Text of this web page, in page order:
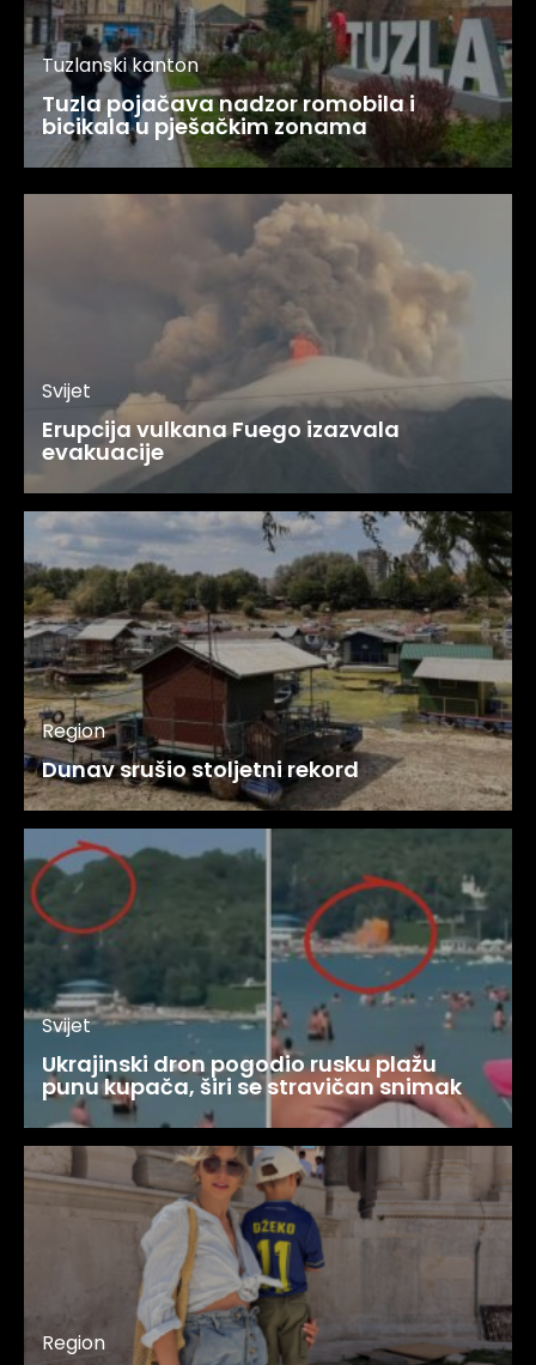
Tuzlanski kanton
Tuzla pojačava nadzor romobila i
bicikala u pješačkim zonama
Svijet
Erupcija vulkana Fuego izazvala
evakuacije
Region
Dunav srušio stoljetni rekord
Svijet
Ukrajinski dron pogodio rusku plažu
punu kupača, širi se stravičan snimak
Region